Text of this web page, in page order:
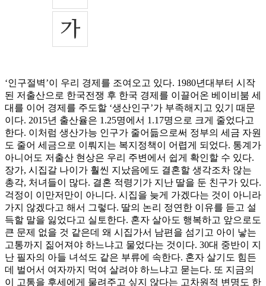
‘인구절벽’이 우리 경제를 조여오고 있다. 1980년대부터 시작
된 저출산으로 한국전쟁 후 한국 경제를 이끌어온 베이비붐 세
대를 이어 경제를 주도할 ‘생산인구’가 부족해지고 있기 때문
이다. 2015년 출산율은 1.25명에서 1.17명으로 크게 줄었다고
한다. 이처럼 생산가능 인구가 줄어듦으로써 정부의 세금 자원
도 줄어 세금으로 이뤄지는 복지정책이 어렵게 되었다. 통계가
아니어도 저출산 현상은 우리 주변에서 쉽게 확인할 수 있다.
장가, 시집갈 나이가 훨씬 지났음에도 결혼할 생각조차 않는
총각, 처녀들이 많다. 결혼 적령기가 지난 딸을 둔 친구가 있다.
걱정이 이만저만이 아니다. 시집을 늦게 가겠다는 것이 아니라
가지 않겠다고 해서 그렇다. 딸의 논리 정연한 이유를 듣고 설
득할 말을 잃었다고 실토한다. 혼자 살아도 행복하고 앞으로도
큰 문제 없을 것 같은데 왜 시집가서 남편을 섬기고 아이 낳는
고통까지 짊어져야 하느냐고 물었다는 것이다. 30대 중반이 지
난 필자의 아들 녀석도 같은 부류에 속한다. 혼자 살기도 힘든
데 벌어서 여자까지 먹여 살려야 하느냐고 묻는다. 또 지금의
이 고통을 후세에게 물려주고 싶지 않다는 고차원적 변명도 한